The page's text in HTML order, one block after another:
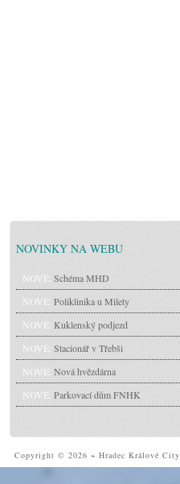
NOVINKY NA WEBU
NOVÉ: Schéma MHD
NOVÉ: Poliklinika u Milety
NOVÉ: Kuklenský podjezd
NOVÉ: Stacionář v Třebši
NOVÉ: Nová hvězdárna
NOVÉ: Parkovací dům FNHK
Copyright © 2026 ~ Hradec Králové City